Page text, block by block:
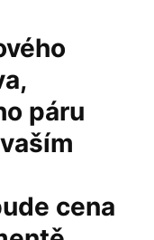
páru
cena